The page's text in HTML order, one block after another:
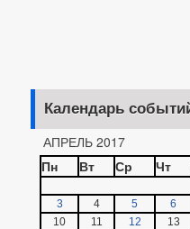
Календарь
АПРЕЛЬ 2017
Пн
Вт Ср Чт
3
4 5 6
10
11 12 13